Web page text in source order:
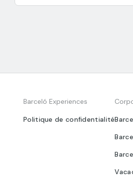
Barceló Experiences
Politique de confidentialité